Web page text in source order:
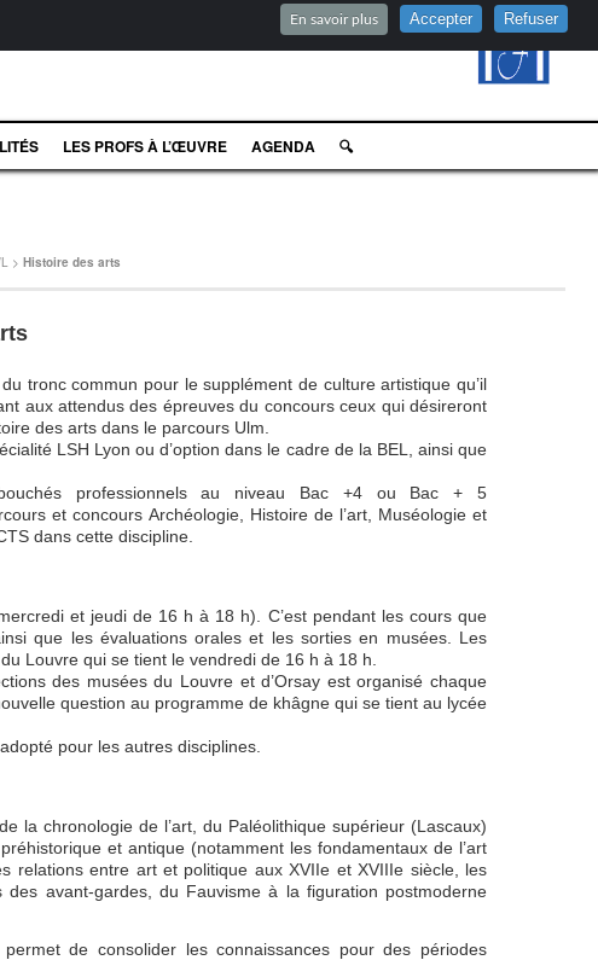
En savoir plus Accepter Refuser
LES PROFS À L’ŒUVRE AGENDA 🔍
> Histoire des arts
tronc commun pour le supplément de culture artistique qu’il
aux attendus des épreuves du concours ceux qui désireront
des arts dans le parcours Ulm.
LSH Lyon ou d’option dans le cadre de la BEL, ainsi que
professionnels au niveau Bac +4 ou Bac + 5
et concours Archéologie, Histoire de l’art, Muséologie et
dans cette discipline.
et jeudi de 16 h à 18 h). C’est pendant les cours que
que les évaluations orales et les sorties en musées. Les
Louvre qui se tient le vendredi de 16 h à 18 h.
des musées du Louvre et d’Orsay est organisé chaque
question au programme de khâgne qui se tient au lycée
pour les autres disciplines.
la chronologie de l’art, du Paléolithique supérieur (Lascaux)
et antique (notamment les fondamentaux de l’art
relations entre art et politique aux XVIIe et XVIIIe siècle, les
avant-gardes, du Fauvisme à la figuration postmoderne
de consolider les connaissances pour des périodes